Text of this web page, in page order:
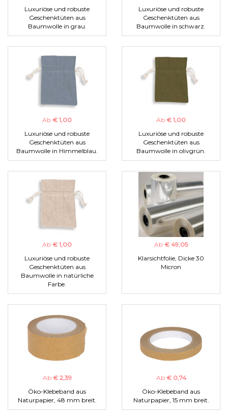
Luxuriöse und robuste
Geschenktüten aus
Baumwolle in grau.
Luxuriöse und robuste
Geschenktüten aus
Baumwolle in schwarz.
Ab € 1,00
Luxuriöse und robuste
Geschenktüten aus
Baumwolle in Himmelblau.
Ab € 1,00
Luxuriöse und robuste
Geschenktüten aus
Baumwolle in olivgrün.
Ab € 1,00
Luxuriöse und robuste
Geschenktüten aus
Baumwolle in natürliche
Farbe.
Ab € 49,05
Klarsichtfolie, Dicke 30
Micron
Ab € 2,39
Öko-Klebeband aus
Naturpapier, 48 mm breit.
Ab € 0,74
Öko-Klebeband aus
Naturpapier, 15 mm breit.